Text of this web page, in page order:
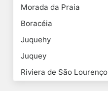
Morada da Praia
Boracéia
Juquehy
Juquey
Riviera de São Lourenço